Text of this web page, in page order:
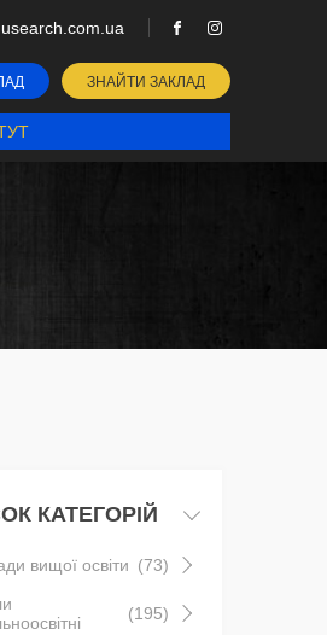
ЗНАЙТИ ЗАКЛАД
КАТЕГОРІЙ
вищої освіти (73)
(195)